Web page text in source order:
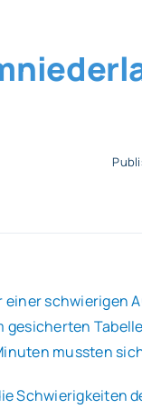
gesicherten
mussten
Schwierigkeiten